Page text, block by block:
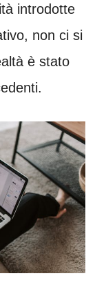
introdotte
non ci si
è stato